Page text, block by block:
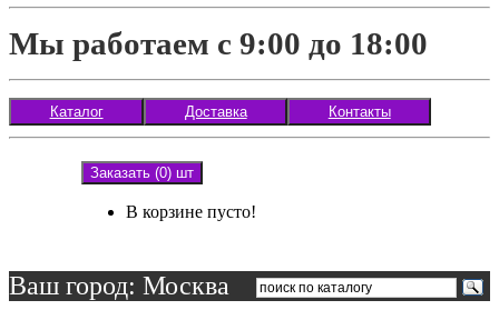
Мы работаем с 9:00 до 18:00
Каталог Доставка Контакты
Заказать (0) шт
В корзине пусто!
Ваш город: Москва